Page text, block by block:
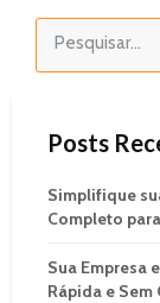
Posts
Simplifique
Completo
Sua Empresa
Rápida e